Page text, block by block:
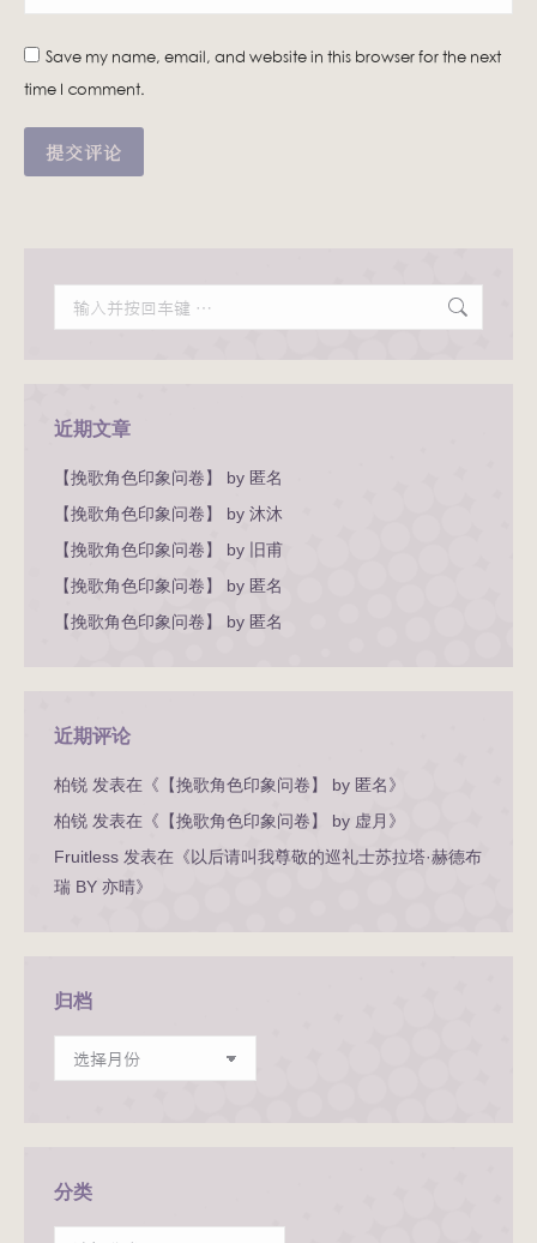
Save my name, email, and website in this browser for the next
time I comment.
提交评论
Search:
近期文章
【挽歌角色印象问卷】 by 匿名
【挽歌角色印象问卷】 by 沐沐
【挽歌角色印象问卷】 by 旧甫
【挽歌角色印象问卷】 by 匿名
【挽歌角色印象问卷】 by 匿名
近期评论
柏锐 发表在《 【挽歌角色印象问卷】 by 匿名》
柏锐 发表在《 【挽歌角色印象问卷】 by 虚月 》
Fruitless 发表在《以后请叫我尊敬的巡礼士苏拉塔·赫德布
瑞 BY 亦晴》
归档
档
分类